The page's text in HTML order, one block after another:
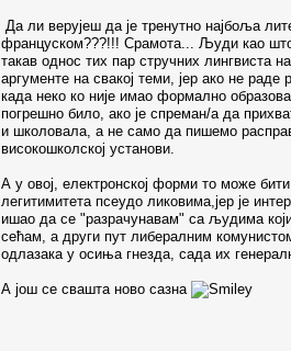
Да ли верујеш да је тренутно најбоља
француском???!!! Срамота... Људи као
такав однос тих пар стручних лингвиста
аргументе на свакој теми, јер ако не
када неко ко није имао формално
погрешно било, ако је спреман/а да
и школовала, а не само да пишемо
високошколској установи.
А у овој, електронској форми то може
легитимитета псеудо ликовима,јер је
ишао да се "разрачунавам" са људима
сећам, а други пут либералним
одлазака у осиња гнезда, сада их
А још се свашта ново сазна